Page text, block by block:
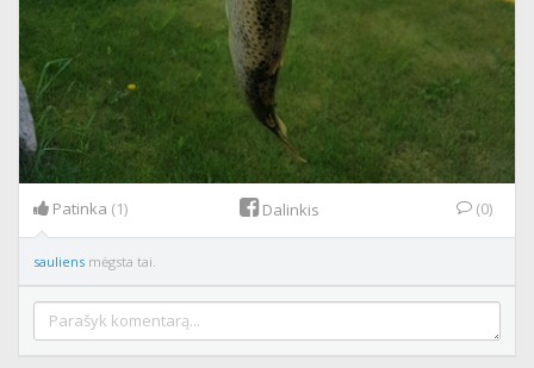
Patinka (1) Dalinkis (0)
sauliens mėgsta tai.